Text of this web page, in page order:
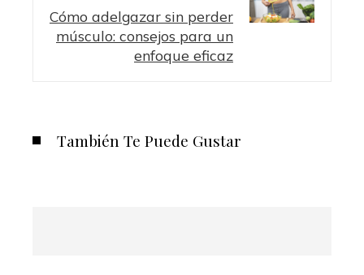
Cómo adelgazar sin perder
músculo: consejos para un
enfoque eficaz
También Te Puede Gustar